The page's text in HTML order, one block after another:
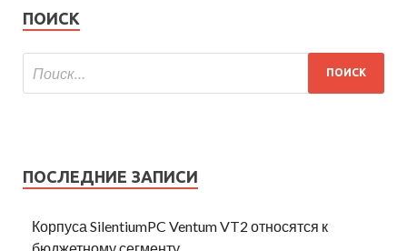
ПОИСК
ПОСЛЕДНИЕ ЗАПИСИ
Корпуса SilentiumPC Ventum VT2 относятся к